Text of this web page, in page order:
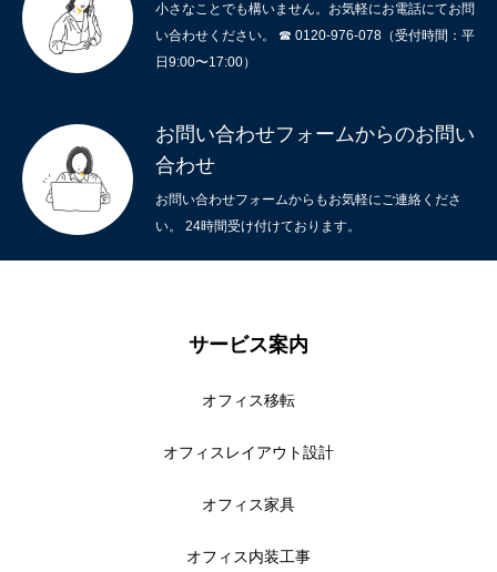
小さなことでも構いません。お気軽にお電話にてお問
い合わせください。 ☎ 0120-976-078（受付時間：平
日9:00〜17:00）
お問い合わせフォームからのお問い
合わせ
お問い合わせフォームからもお気軽にご連絡くださ
い。 24時間受け付けております。
サービス案内
オフィス移転
オフィスレイアウト設計
オフィス家具
オフィス内装工事